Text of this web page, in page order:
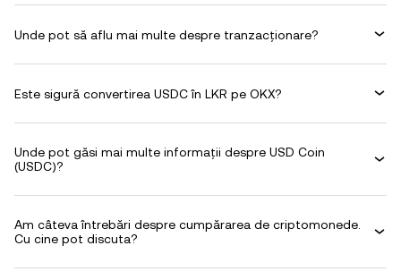
Unde pot să aflu mai multe despre tranzacționare?
Este sigură convertirea USDC în LKR pe OKX?
Unde pot găsi mai multe informații despre USD Coin
(USDC)?
Am câteva întrebări despre cumpărarea de criptomonede.
Cu cine pot discuta?